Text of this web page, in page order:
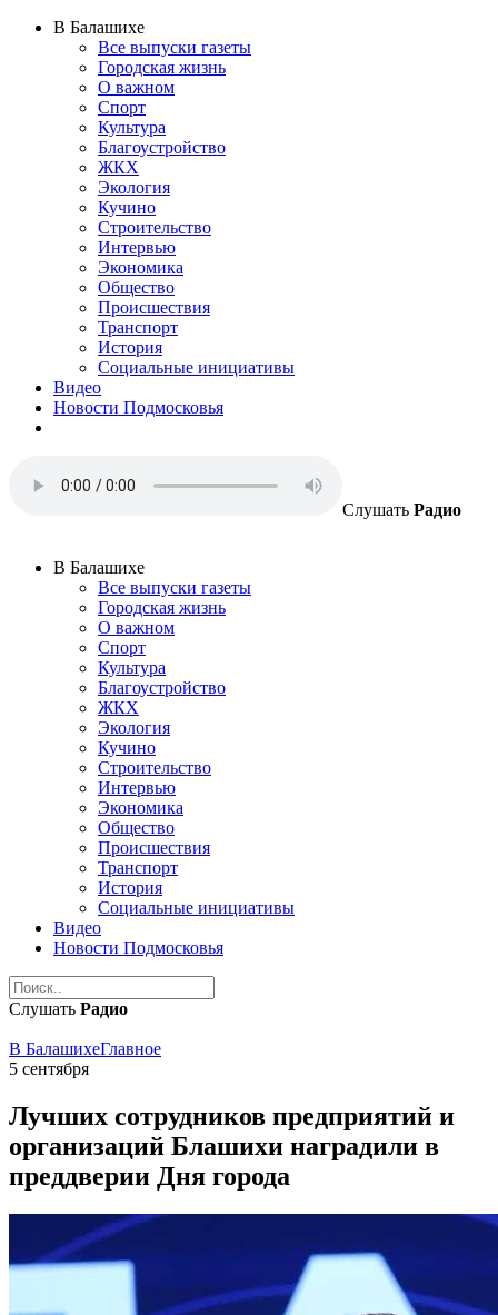
В Балашихе
Все выпуски газеты
Городская жизнь
О важном
Спорт
Культура
Благоустройство
ЖКХ
Экология
Кучино
Строительство
Интервью
Экономика
Общество
Происшествия
Транспорт
История
Социальные инициативы
Видео
Новости Подмосковья
Слушать Радио
В Балашихе
Все выпуски газеты
Городская жизнь
О важном
Спорт
Культура
Благоустройство
ЖКХ
Экология
Кучино
Строительство
Интервью
Экономика
Общество
Происшествия
Транспорт
История
Социальные инициативы
Видео
Новости Подмосковья
Слушать Радио
В БалашихеГлавное
5 сентября
Лучших сотрудников предприятий и
организаций Блашихи наградили в
преддверии Дня города